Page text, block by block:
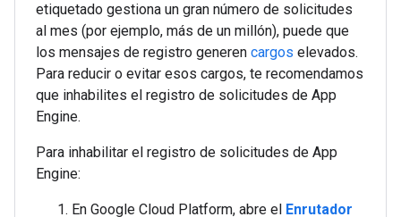
etiquetado gestiona un gran número de solicitudes
al mes (por ejemplo, más de un millón), puede que
los mensajes de registro generen cargos elevados.
Para reducir o evitar esos cargos, te recomendamos
que inhabilites el registro de solicitudes de App
Engine.
Para inhabilitar el registro de solicitudes de App
Engine:
En Google Cloud Platform, abre el Enrutador